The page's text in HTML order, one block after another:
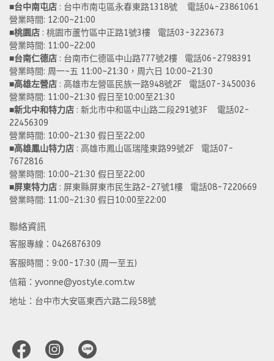
■台中南屯店 : 台中市南屯區永春東路1318號    電話04-23861061
營業時間: 12:00~21:00
■桃園店 : 桃園市蘆竹區中正路1號3樓   電話03-3223673
營業時間: 11:00~22:00
■台南仁德店 : 台南市仁德區中山路777號2樓   電話06-2798391
營業時間: 周一~五 11:00~21:30，周六日 10:00~21:30
■高雄左營店 : 高雄市左營區民族一路948號2F   電話07-3450036
營業時間: 11:00~21:30 假日至10:00至21:30
■新北中和特力店 : 新北市中和區中山路二段291號3F    電話02-
22456309
營業時間: 10:00~21:30 假日至22:00
■高雄鳳山特力店 : 高雄市鳳山區瑞隆東路99號2F   電話07-
7672816
營業時間: 10:00~21:30 假日至22:00
■屏東特力店 : 屏東縣屏東市民生路2-27號1樓   電話08-7220669
營業時間: 11:00~21:30 假日10:00至22:00
聯絡資訊
客服專線：0426876309
客服時間：9:00-17:30 (周一至五)
信箱：yvonne@yostyle.com.tw
地址：台中市大安區東西六路二段58號